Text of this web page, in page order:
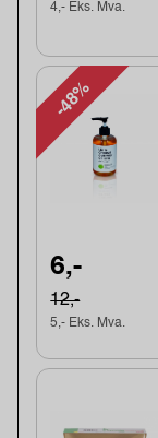
4,- Eks. Mva.
-48%
6,-
12,-
5,- Eks. Mva.